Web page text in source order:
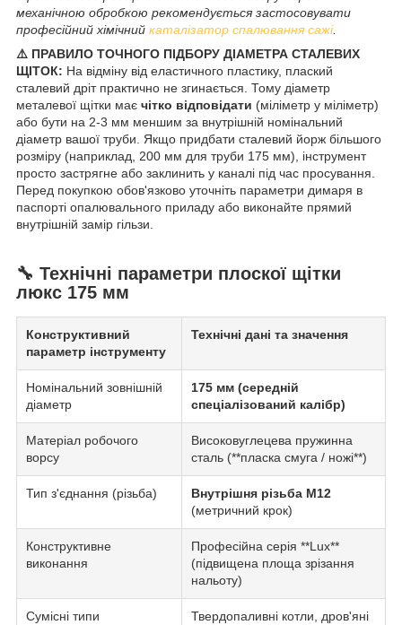
механічною обробкою рекомендується застосовувати
професійний хімічний каталізатор спалювання сажі.
⚠️ ПРАВИЛО ТОЧНОГО ПІДБОРУ ДІАМЕТРА СТАЛЕВИХ
ЩІТОК: На відміну від еластичного пластику, плаский
сталевий дріт практично не згинається. Тому діаметр
металевої щітки має чітко відповідати (міліметр у міліметр)
або бути на 2-3 мм меншим за внутрішній номінальний
діаметр вашої труби. Якщо придбати сталевий йорж більшого
розміру (наприклад, 200 мм для труби 175 мм), інструмент
просто застрягне або заклинить у каналі під час просування.
Перед покупкою обов'язково уточніть параметри димаря в
паспорті опалювального приладу або виконайте прямий
внутрішній замір гільзи.
🔧 Технічні параметри плоскої щітки
люкс 175 мм
Конструктивний
параметр інструменту
Технічні дані та значення
Номінальний зовнішній
діаметр
175 мм (середній
спеціалізований калібр)
Матеріал робочого
ворсу
Високовуглецева пружинна
сталь (**пласка смуга / ножі**)
Тип з'єднання (різьба)
Внутрішня різьба М12
(метричний крок)
Конструктивне
виконання
Професійна серія **Lux**
(підвищена площа зрізання
нальоту)
Сумісні типи
Твердопаливні котли, дров'яні